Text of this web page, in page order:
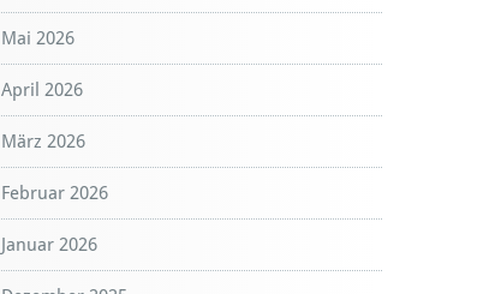
Mai 2026
April 2026
März 2026
Februar 2026
Januar 2026